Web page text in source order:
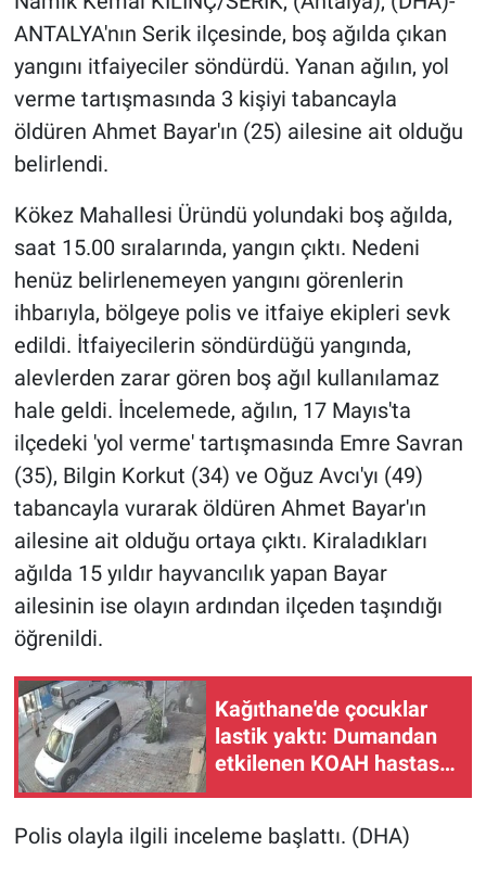
ANTALYA'nın Serik ilçesinde, boş ağılda çıkan
yangını itfaiyeciler söndürdü. Yanan ağılın, yol
verme tartışmasında 3 kişiyi tabancayla
öldüren Ahmet Bayar'ın (25) ailesine ait olduğu
belirlendi.
Kökez Mahallesi Üründü yolundaki boş ağılda,
saat 15.00 sıralarında, yangın çıktı. Nedeni
henüz belirlenemeyen yangını görenlerin
ihbarıyla, bölgeye polis ve itfaiye ekipleri sevk
edildi. İtfaiyecilerin söndürdüğü yangında,
alevlerden zarar gören boş ağıl kullanılamaz
hale geldi. İncelemede, ağılın, 17 Mayıs'ta
ilçedeki 'yol verme' tartışmasında Emre Savran
(35), Bilgin Korkut (34) ve Oğuz Avcı'yı (49)
tabancayla vurarak öldüren Ahmet Bayar'ın
ailesine ait olduğu ortaya çıktı. Kiraladıkları
ağılda 15 yıldır hayvancılık yapan Bayar
ailesinin ise olayın ardından ilçeden taşındığı
öğrenildi.
Kağıthane'de çocuklar
lastik yaktı: Dumandan
etkilenen KOAH hastası
Polis olayla ilgili inceleme başlattı. (DHA)
Gün Bitiyor
Gün Ortası
Gündem Özel
Haber
İlan
Kimdir
Koronavirüs
Kültür Sanat
Ne demişti
Nedir
Popüler
Programlar
Sağlık
Spor